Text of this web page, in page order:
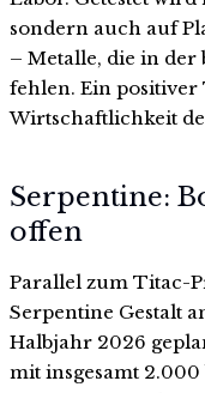
sondern auch auf
– Metalle, die in der
fehlen. Ein
Wirtschaftlichkeit
Serpentine:
offen
Parallel zum Titac-
Serpentine Gestalt
Halbjahr 2026
mit insgesamt